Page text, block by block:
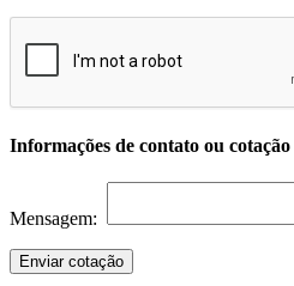
Informações de contato ou cotação
Mensagem:
Enviar cotação